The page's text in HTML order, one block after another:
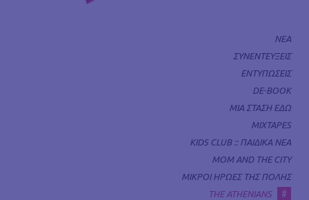
ΝΕΑ
ΣΥΝΕΝΤΕΥΞΕΙΣ
ΕΝΤΥΠΩΣΕΙΣ
DE-BOOK
ΜΙΑ ΣΤΑΣΗ ΕΔΩ
MIXTAPES
KIDS CLUB :: ΠΑΙΔΙΚΑ ΝΕΑ
MOM AND THE CITY
ΜΙΚΡΟΙ ΗΡΩΕΣ ΤΗΣ ΠΟΛΗΣ
THE ATHENIANS
#